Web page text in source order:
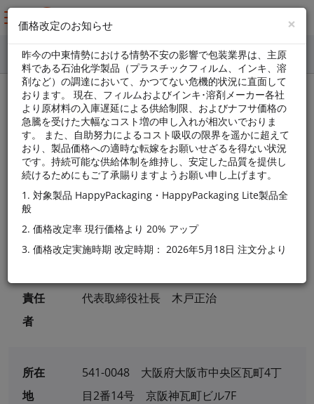
特定商取引法に基づく表記
販売
業者
責任
者
代表取締役社長 木戸正治
所在
地
541-0048 大阪府大阪市中央区瓦町4丁
目2番14号 京阪神瓦町ビル7F
×
価格改定のお知らせ
昨今の中東情勢における情勢不安の影響で包装業界は、主原
料である石油化学製品（プラスチックフィルム、インキ、溶
剤など）の調達において、かつてない危機的状況に直面して
おります。 現在、フィルムおよびインキ･溶剤メーカー各社
より原材料の入庫遅延による供給制限、およびナフサ価格の
急騰を受けた大幅なコスト増の申し入れが相次いでおりま
す。 また、自助努力によるコスト吸収の限界を遥かに超えて
おり、製品価格への適時な転嫁をお願いせざるを得ない状況
です。持続可能な供給体制を維持し、安定した品質を提供し
続けるためにもご了承賜りますようお願い申し上げます。
1. 対象製品 HappyPackaging・HappyPackaging Lite製品全
般
2. 価格改定率 現行価格より 20% アップ
3. 価格改定実施時期 改定時期： 2026年5月18日 注文分より